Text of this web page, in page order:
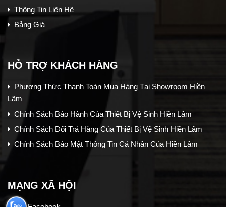
Thông Tin Liên Hệ
Bảng Giá
HỖ TRỢ KHÁCH HÀNG
Phương Thức Thanh Toán Mua Hàng Tại Showroom Hiền
Lâm
Chính Sách Bảo Hành Của Thiết Bị Vệ Sinh Hiền Lâm
Chính Sách Đổi Trả Hàng Của Thiết Bị Vệ Sinh Hiền Lâm
Chính Sách Bảo Mật Thông Tin Cá Nhân Của Hiền Lâm
MẠNG XÃ HỘI